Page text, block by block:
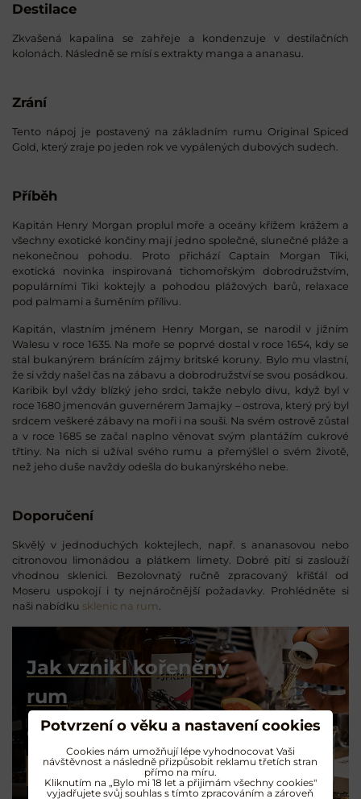
Destilace
Zkvašená kapalina se zahřeje a kondenzuje v destilačních
kolonách. Následně se mísí s extrakty manga a ananasu.
Zrání
Tento nápoj je postavený na základním rumu Original Spiced
Gold, který zraje po jeden rok ve vypálených dubových sudech.
Příběh
Kapitán Henry Morgan proplul moře a oceány křížem krážem a
všechny exotické končiny mají jedno společné, slunečné pláže a
nekonečnou pohodu. Proto přichází Captain Morgan Tiki,
exotická novinka inspirovaná tichomořským dobrodružstvím,
populárními Tiki koktejly a pohodou plážových barů, relaxace
pod palmami a šuměním přílivu.
Kapitán, vlastním jménem Henry Morgan, se narodil v jižním
Walesu v roce 1635. Na moře se poprvé dostal v roce 1654, kdy se
stal bukanýrem bránícím zájmy britské koruny. Bylo mu vlastní,
že si vždy našel čas na zábavu a dobrodružství se svou posádkou.
Karibik byl vždy blízký jeho srdci, takže nebylo divu, když byl v
roce 1680 jmenován guvernérem Jamajky – ostrova, který prý byl
srdcem veškeré zábavy na moři i na souši. Na svém ostrově zůstal
a v roce 1685 se začal naplno věnovat svým plantážím cukrové
třtiny. Na nich si užíval svého rumu a přemýšlel o svém životě,
než jeho duše navždy odešla do bukanýrského nebe.
Doporučení
Skvělý v jednoduchých koktejlech, např. s ananasovou nebo
citronovou limonádou a plátkem limety. Dobré pití si zaslouží
vhodnou sklenici. Bezolovnatý ručně zpracovaný křišťál od
Moseru uspokojí i ty nejnáročnější požadavky. Prohlédněte si
naši nabídku sklenic na rum .
Jak vznikl kořeněný
rum
O životě Kill – Devil
Potvrzení o věku a nastavení cookies
Cookies nám umožňují lépe vyhodnocovat Vaši
návštěvnost a následně přizpůsobit reklamu třetích stran
přímo na míru.
Kliknutím na „Bylo mi 18 let a přijimám všechny cookies"
vyjadřujete svůj souhlas s tímto zpracováním a zároveň